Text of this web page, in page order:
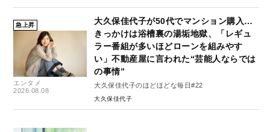
急上昇
エンタメ
2026.08.08
大久保佳代子が50代でマンション購入…
きっかけは浴槽裏の湯垢地獄、「レギュ
ラー番組が多いほどローンを組みやす
い」不動産屋に言われた“芸能人ならでは
の事情”
大久保佳代子のほどほどな毎日#22
大久保佳代子